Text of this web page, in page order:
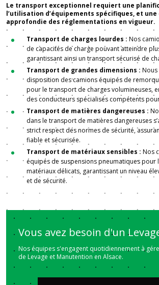
Le transport exceptionnel requiert une
l’utilisation d’équipements spécifiques, et
approfondie des réglementations en vigueur.
Transport de charges lourdes : Nos
de capacités de charge pouvant atteindre
garantissant ainsi un transport sécurisé de
Transport de grandes dimensions : Nous
disposition des camions équipés de
pour le transport de charges volumineuses,
des conducteurs spécialisés compétents
Transport de matières dangereuses :
dans le transport de matières dangereuses
strict respect des normes de sécurité,
fiable et sécurisée.
Transport de matériaux sensibles : Nos
équipés de suspensions pneumatiques pour
matériaux délicats, garantissant un niveau
et de sécurité.
Vous avez besoin d'un
Nos équipes s'engagent quotidiennement à
de Levage et Manutention en Alsace.